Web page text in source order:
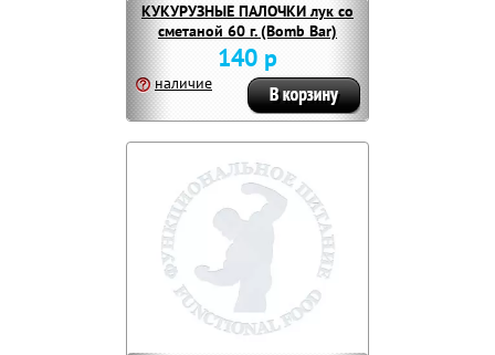
КУКУРУЗНЫЕ ПАЛОЧКИ лук со
сметаной 60 г. (Bomb Bar)
140 р
наличие